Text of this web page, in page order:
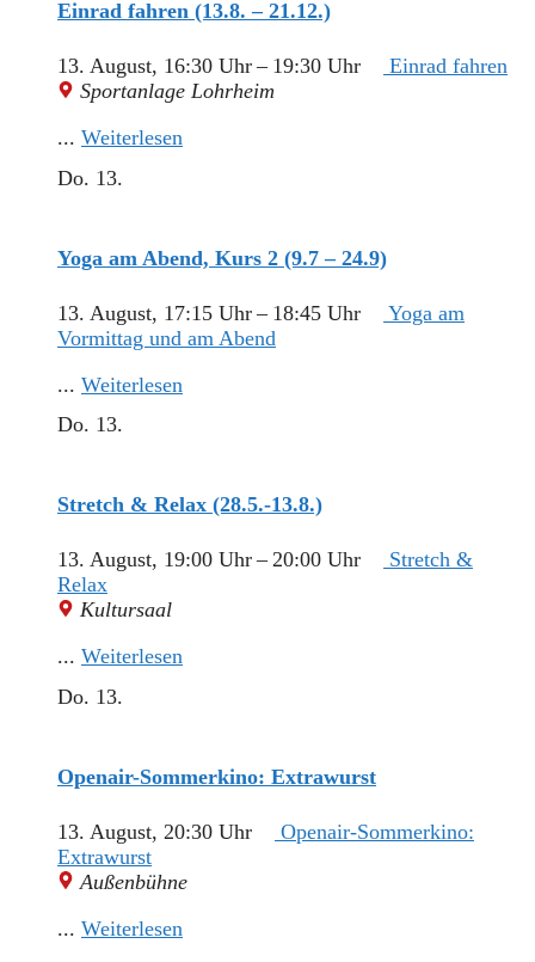
Einrad fahren (13.8. – 21.12.)
13. August, 16:30 Uhr– 19:30 Uhr
Einrad fahren
Sportanlage Lohrheim
... Weiterlesen
Do. 13.
Yoga am Abend, Kurs 2 (9.7 – 24.9)
13. August, 17:15 Uhr– 18:45 Uhr
Yoga am
Vormittag und am Abend
... Weiterlesen
Do. 13.
Stretch & Relax (28.5.-13.8.)
13. August, 19:00 Uhr–20:00 Uhr
Stretch &
Relax
Kultursaal
... Weiterlesen
Do. 13.
Openair-Sommerkino: Extrawurst
13. August, 20:30 Uhr
Openair-Sommerkino:
Extrawurst
Außenbühne
... Weiterlesen